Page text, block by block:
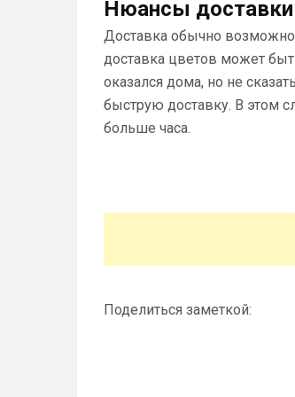
Нюансы доставки
Доставка обычно возможно
доставка цветов может
оказался дома, но не
быструю доставку. В этом
больше часа.
Поделиться заметкой: